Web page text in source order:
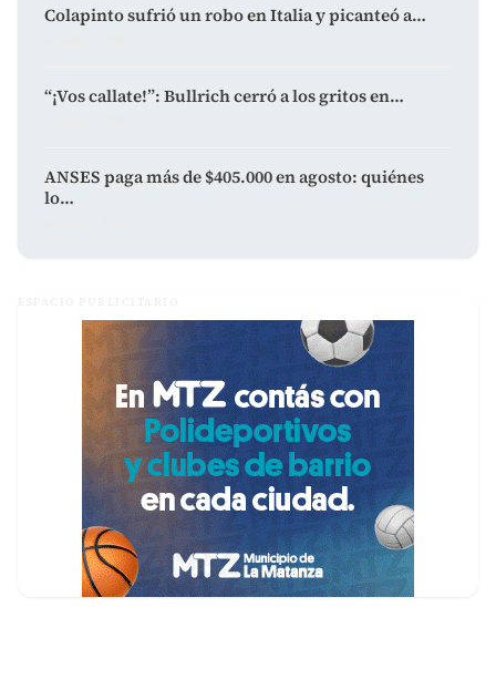
Colapinto sufrió un robo en Italia y picanteó a…
“¡Vos callate!”: Bullrich cerró a los gritos en…
ANSES paga más de $405.000 en agosto: quiénes
lo…
ESPACIO PUBLICITARIO